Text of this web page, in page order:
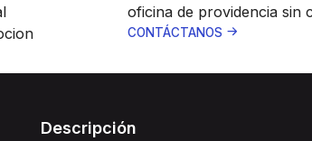
oficina de providencia sin
CONTÁCTANOS
Descripción